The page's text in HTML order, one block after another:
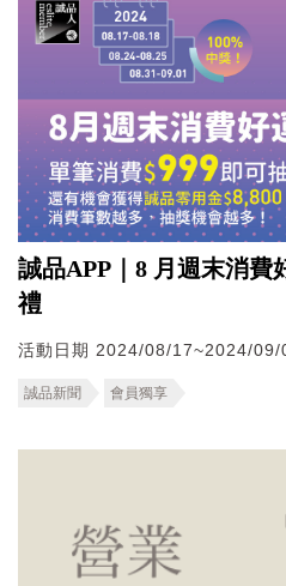
誠品APP｜8 月週末消費
禮
活動日期 2024/08/17~2024/09/
誠品新聞 會員獨享